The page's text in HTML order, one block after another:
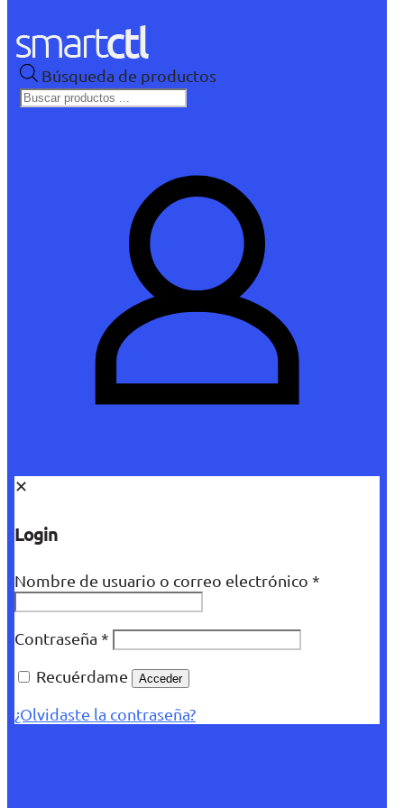
Búsqueda de productos
✕
Login
Nombre de usuario o correo electrónico *
Contraseña *
Recuérdame
Acceder
¿Olvidaste la contraseña?